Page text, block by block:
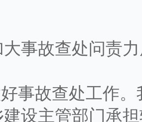
大事故查处问责
事故查处工作
建设主管部门承